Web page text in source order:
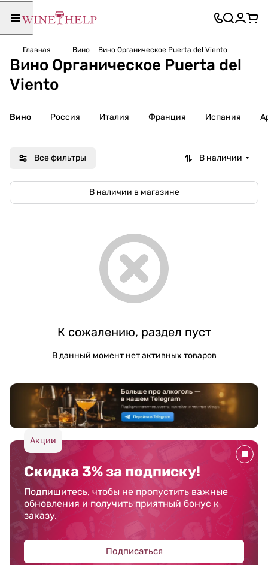
Главная Вино Вино Органическое Puerta del Viento
Вино Органическое Puerta del
Viento
Вино Россия Италия Франция Испания
Все фильтры В наличии
В наличии в магазине
К сожалению, раздел пуст
В данный момент нет активных товаров
Акции
Скидка 3% за подписку!
Подпишитесь, чтобы не пропустить важные
обновления и получить приятный бонус к
заказу.
Подписаться